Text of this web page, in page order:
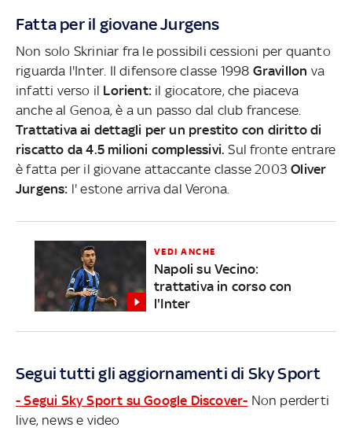
Fatta per il giovane Jurgens
Non solo Skriniar fra le possibili cessioni per quanto
riguarda l'Inter. Il difensore classe 1998 Gravillon va
infatti verso il Lorient: il giocatore, che piaceva
anche al Genoa, è a un passo dal club francese.
Trattativa ai dettagli per un prestito con diritto di
riscatto da 4.5 milioni complessivi. Sul fronte entrare
è fatta per il giovane attaccante classe 2003Oliver
Jurgens: l' estone arriva dal Verona.
VEDI ANCHE
Napoli su Vecino:
trattativa in corso con
l'Inter
Segui tutti gli aggiornamenti di Sky Sport
- Segui Sky Sport su Google Discover- Non perderti
live, news e video